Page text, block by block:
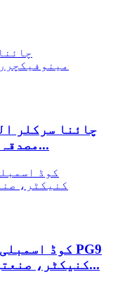
چائنا سرکلر
CE مصدقہ مصنوعات کے تکنیکی فوائد...
کنیکٹر، صنعتی آٹومیشن کو بااختیار بنانا...